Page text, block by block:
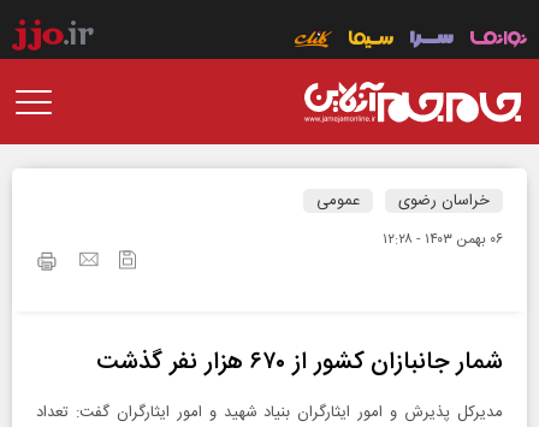
خراسان رضوی عمومی
۰۶ بهمن ۱۴۰۳ - ۱۲:۲۸
شمار جانبازان کشور از ۶۷۰ هزار نفر گذشت
مدیرکل پذیرش و امور ایثارگران بنیاد شهید و امور ایثارگران گفت: تعداد